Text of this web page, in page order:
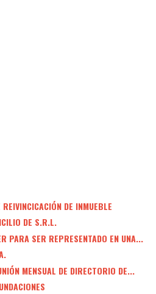
DE INMUEBLE
DE S.R.L.
PARA SER REPRESENTADO EN UNA...
MENSUAL DE DIRECTORIO DE...